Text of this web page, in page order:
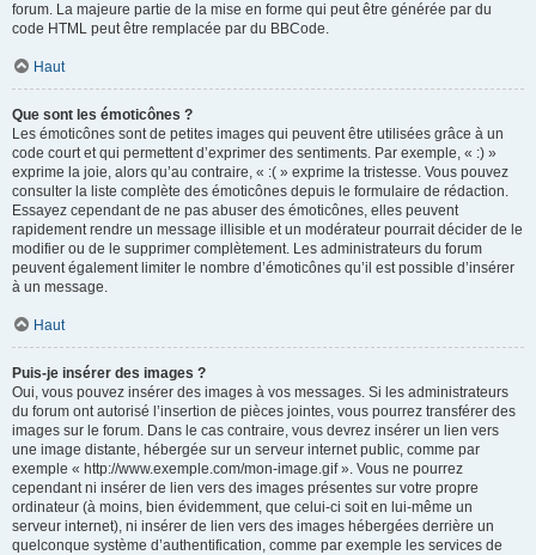
forum. La majeure partie de la mise en forme qui peut être générée par du
code HTML peut être remplacée par du BBCode.
Haut
Que sont les émoticônes ?
Les émoticônes sont de petites images qui peuvent être utilisées grâce à un
code court et qui permettent d’exprimer des sentiments. Par exemple, « :) »
exprime la joie, alors qu’au contraire, « :( » exprime la tristesse. Vous pouvez
consulter la liste complète des émoticônes depuis le formulaire de rédaction.
Essayez cependant de ne pas abuser des émoticônes, elles peuvent
rapidement rendre un message illisible et un modérateur pourrait décider de le
modifier ou de le supprimer complètement. Les administrateurs du forum
peuvent également limiter le nombre d’émoticônes qu’il est possible d’insérer
à un message.
Haut
Puis-je insérer des images ?
Oui, vous pouvez insérer des images à vos messages. Si les administrateurs
du forum ont autorisé l’insertion de pièces jointes, vous pourrez transférer des
images sur le forum. Dans le cas contraire, vous devrez insérer un lien vers
une image distante, hébergée sur un serveur internet public, comme par
exemple « http://www.exemple.com/mon-image.gif ». Vous ne pourrez
cependant ni insérer de lien vers des images présentes sur votre propre
ordinateur (à moins, bien évidemment, que celui-ci soit en lui-même un
serveur internet), ni insérer de lien vers des images hébergées derrière un
quelconque système d’authentification, comme par exemple les services de